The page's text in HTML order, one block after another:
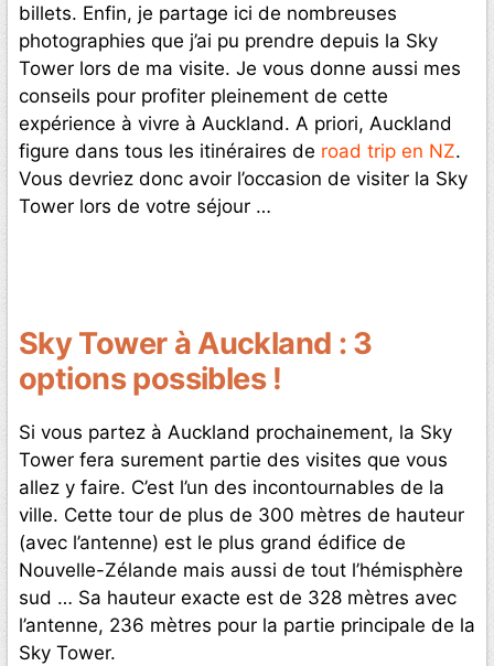
billets. Enfin, je partage ici de nombreuses
photographies que j’ai pu prendre depuis la Sky
Tower lors de ma visite. Je vous donne aussi mes
conseils pour profiter pleinement de cette
expérience à vivre à Auckland. A priori, Auckland
figure dans tous les itinéraires de road trip en NZ.
Vous devriez donc avoir l’occasion de visiter la Sky
Tower lors de votre séjour …
Sky Tower à Auckland : 3
options possibles !
Si vous partez à Auckland prochainement, la Sky
Tower fera surement partie des visites que vous
allez y faire. C’est l’un des incontournables de la
ville. Cette tour de plus de 300 mètres de hauteur
(avec l’antenne) est le plus grand édifice de
Nouvelle-Zélande mais aussi de tout l’hémisphère
sud … Sa hauteur exacte est de 328 mètres avec
l’antenne, 236 mètres pour la partie principale de la
Sky Tower.